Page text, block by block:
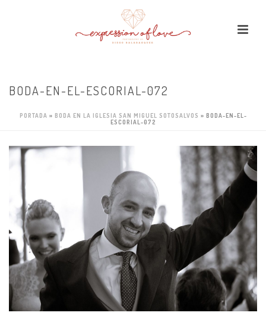
BODA-EN-EL-ESCORIAL-072
PORTADA » BODA EN LA IGLESIA SAN MIGUEL SOTOSALVOS » BODA-EN-EL-
ESCORIAL-072